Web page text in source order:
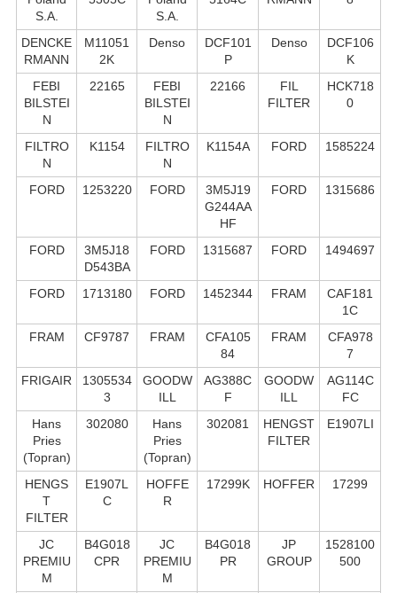
S.А.
S.А.
DENCKE
RMANN
M11051
2K
Denso
DCF101
P
Denso
DCF106
K
FEBI
BILSTEI
N
22165
FEBI
BILSTEI
N
22166
FIL
FILTER
HCK718
0
FILTRO
N
K1154
FILTRO
N
K1154A FORD 1585224
FORD 1253220 FORD
3M5J19
G244AA
HF
FORD 1315686
FORD
3M5J18
D543BA
FORD 1315687 FORD 1494697
FORD 1713180 FORD 1452344 FRAM
CAF181
1C
FRAM
CF9787 FRAM
CFA105
84
FRAM
CFA978
7
FRIGAIR
1305534
3
GOODW
ILL
AG388C
F
GOODW
ILL
AG114C
FC
Hans
Pries
(Topran)
302080
Hans
Pries
(Topran)
302081
HENGST
FILTER
E1907LI
HENGS
T
FILTER
E1907L
C
HOFFE
R
17299K HOFFER 17299
JC
PREMIU
M
B4G018
CPR
JC
PREMIU
M
B4G018
PR
JP
GROUP
1528100
500